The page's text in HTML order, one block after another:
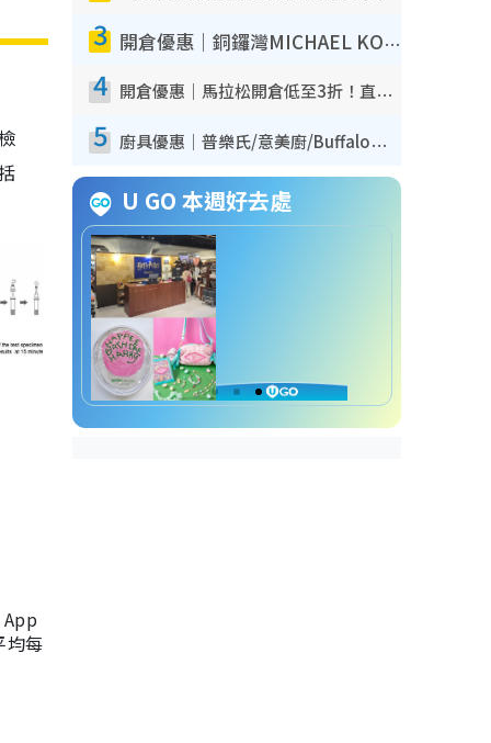
均每
3 開倉優惠｜銅鑼灣MICHAEL KORS開倉低至17折！直擊$500起買手袋/銀包/鞋款 必買經典Jet Set系列
4 開倉優惠｜馬拉松開倉低至3折！直擊$99起買adidas／New Balance／Puma鞋款 STANLEY保溫杯劈價至$119起
5 廚具優惠｜普樂氏/意美廚/Buffalo廚具低至3折！$89起買煎鍋／炒鑊／個人鍋 同場小家電激減至$99起
U GO 本週好去處